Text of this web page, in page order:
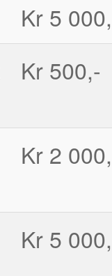
Kr 5
Kr 500,-
Kr 2
Kr 5